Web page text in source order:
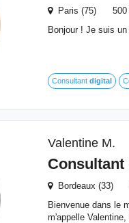
Paris (75) 500
Bonjour ! Je suis
Consultant digital
Valentine M.
Consultant
Bordeaux (33)
Bienvenue dans le
m'appelle